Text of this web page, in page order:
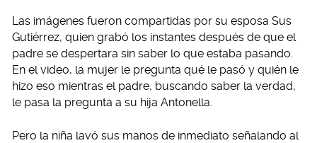
Las imágenes fueron compartidas por su esposa Sus
Gutiérrez, quien grabó los instantes después de que el
padre se despertara sin saber lo que estaba pasando.
En el video, la mujer le pregunta qué le pasó y quién le
hizo eso mientras el padre, buscando saber la verdad,
le pasa la pregunta a su hija Antonella.
Pero la niña lavó sus manos de inmediato señalando al